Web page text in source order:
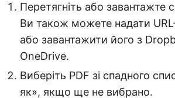
Перетягніть або завантажте
Ви також можете надати
або завантажити його з
OneDrive.
Виберіть PDF зі спадного
як», якщо ще не вибрано.